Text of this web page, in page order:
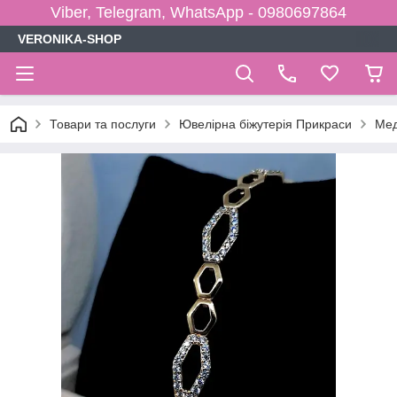
Viber, Telegram, WhatsApp - 0980697864
VERONIKA-SHOP
Товари та послуги Ювелірна біжутерія Прикраси